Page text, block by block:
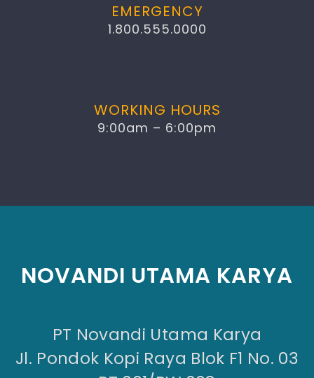
EMERGENCY
1.800.555.0000
WORKING HOURS
9:00am – 6:00pm
NOVANDI UTAMA KARYA
PT Novandi Utama Karya
Jl. Pondok Kopi Raya Blok F1 No. 03